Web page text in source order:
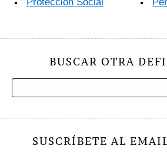
BUSCAR OTRA
SUSCRÍBETE AL